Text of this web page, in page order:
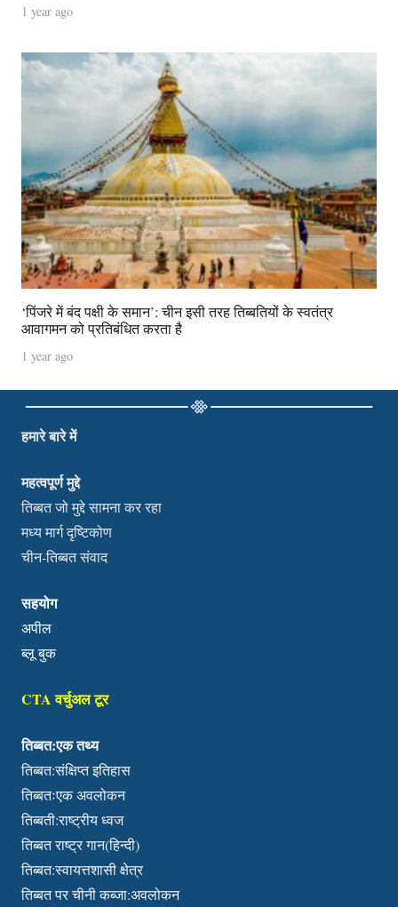
1 year ago
‘पिंजरे में बंद पक्षी के समान’: चीन इसी तरह तिब्बतियों के स्वतंत्र
आवागमन को प्रतिबंधित करता है
1 year ago
हमारे बारे में
महत्वपूर्ण मुद्दे
तिब्बत जो मुद्दे सामना कर रहा
मध्य मार्ग दृष्टिकोण
चीन-तिब्बत संवाद
सहयोग
अपील
ब्लू बुक
CTA वर्चुअल टूर
तिब्बत:एक तथ्य
तिब्बत:संक्षिप्त इतिहास
तिब्बतःएक अवलोकन
तिब्बती:राष्ट्रीय ध्वज
तिब्बत राष्ट्र गान(हिन्दी)
तिब्बत:स्वायत्तशासी क्षेत्र
तिब्बत पर चीनी कब्जा:अवलोकन